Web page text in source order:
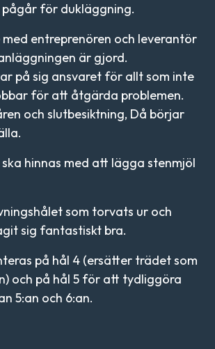
pågår för dukläggning.
med entreprenören och leverantör
är gjord.
på sig ansvaret för allt som inte
för att åtgärda problemen.
och slutbesiktning, Då börjar
hinnas med att lägga stenmjöl
som torvats ur och
sig fantastiskt bra.
på hål 4 (ersätter trädet som
och på hål 5 för att tydliggöra
5:an och 6:an.